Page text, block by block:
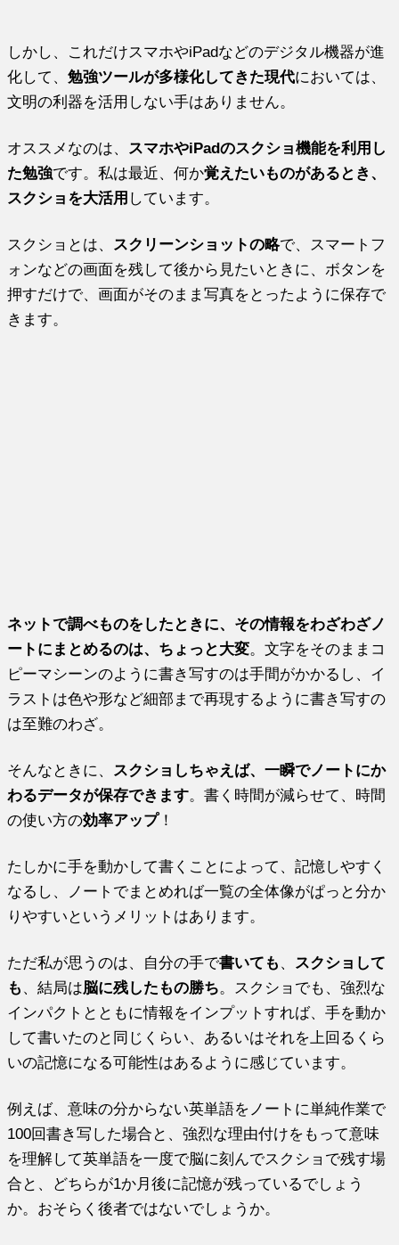
しかし、これだけスマホやiPadなどのデジタル機器が進
化して、勉強ツールが多様化してきた現代においては、
文明の利器を活用しない手はありません。
オススメなのは、 スマホやiPadのスクショ機能を利用し
た勉強です。私は最近、何か覚えたいものがあるとき、
スクショを大活用 しています。
スクショとは、 スクリーンショットの略で、スマートフ
ォンなどの画面を残して後から見たいときに、ボタンを
押すだけで、画面がそのまま写真をとったように保存で
きます。
ネットで調べものをしたときに、その情報をわざわざノ
ートにまとめるのは、ちょっと大変。文字をそのままコ
ピーマシーンのように書き写すのは手間がかかるし、イ
ラストは色や形など細部まで再現するように書き写すの
は至難のわざ。
そんなときに、 スクショしちゃえば、一瞬でノートにか
わるデータが保存できます。書く時間が減らせて、時間
の使い方の効率アップ！
たしかに手を動かして書くことによって、記憶しやすく
なるし、ノートでまとめれば一覧の全体像がぱっと分か
りやすいというメリットはあります。
ただ私が思うのは、自分の手で書いても 、 スクショして
も 、結局は脳に残したもの勝ち。スクショでも、強烈な
インパクトとともに情報をインプットすれば、手を動か
して書いたのと同じくらい、あるいはそれを上回るくら
いの記憶になる可能性はあるように感じています。
例えば、意味の分からない英単語をノートに単純作業で
100回書き写した場合と、強烈な理由付けをもって意味
を理解して英単語を一度で脳に刻んでスクショで残す場
合と、どちらが1か月後に記憶が残っているでしょう
か。おそらく後者ではないでしょうか。